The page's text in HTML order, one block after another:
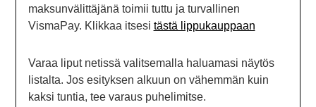
maksunvälittäjänä toimii tuttu ja turvallinen
VismaPay. Klikkaa itsesi tästä lippukauppaan
Varaa liput netissä valitsemalla haluamasi näytös
listalta. Jos esityksen alkuun on vähemmän kuin
kaksi tuntia, tee varaus puhelimitse.